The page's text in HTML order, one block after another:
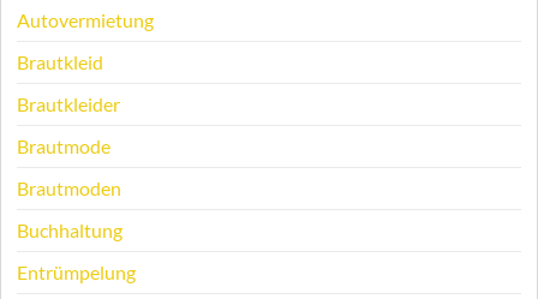
Autovermietung
Brautkleid
Brautkleider
Brautmode
Brautmoden
Buchhaltung
Entrümpelung